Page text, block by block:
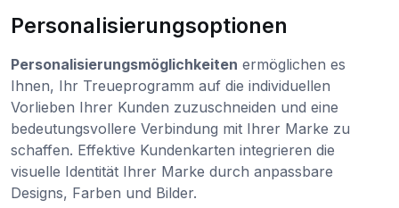
Personalisierungsoptionen
Personalisierungsmöglichkeiten ermöglichen es
Ihnen, Ihr Treueprogramm auf die individuellen
Vorlieben Ihrer Kunden zuzuschneiden und eine
bedeutungsvollere Verbindung mit Ihrer Marke zu
schaffen. Effektive Kundenkarten integrieren die
visuelle Identität Ihrer Marke durch anpassbare
Designs, Farben und Bilder.